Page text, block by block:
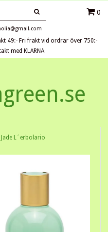
0
49:- Fri frakt vid ordrar över 750:-
med KLARNA
Jade L´erbolario